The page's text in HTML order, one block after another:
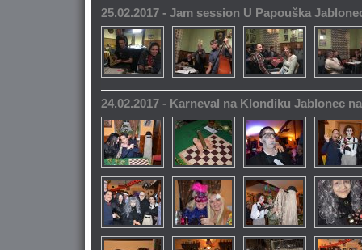
25.02.2017 - Jam session U Papouška
24.02.2017 - Karneval na Klondiku Jablonec